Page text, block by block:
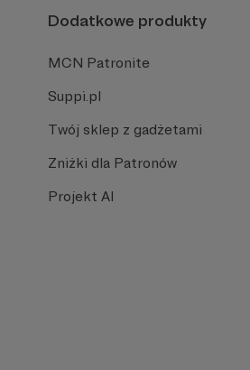
Dodatkowe produkty
MCN Patronite
Suppi.pl
Twój sklep z gadżetami
Zniżki dla Patronów
Projekt AI